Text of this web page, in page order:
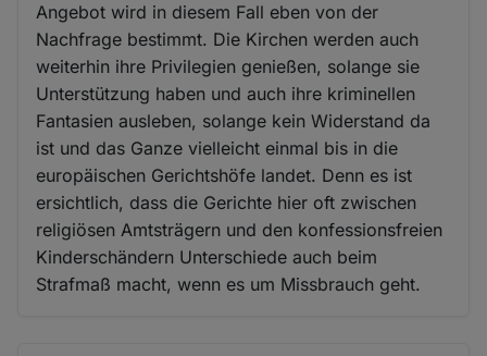
Angebot wird in diesem Fall eben von der
Nachfrage bestimmt. Die Kirchen werden auch
weiterhin ihre Privilegien genießen, solange sie
Unterstützung haben und auch ihre kriminellen
Fantasien ausleben, solange kein Widerstand da
ist und das Ganze vielleicht einmal bis in die
europäischen Gerichtshöfe landet. Denn es ist
ersichtlich, dass die Gerichte hier oft zwischen
religiösen Amtsträgern und den konfessionsfreien
Kinderschändern Unterschiede auch beim
Strafmaß macht, wenn es um Missbrauch geht.